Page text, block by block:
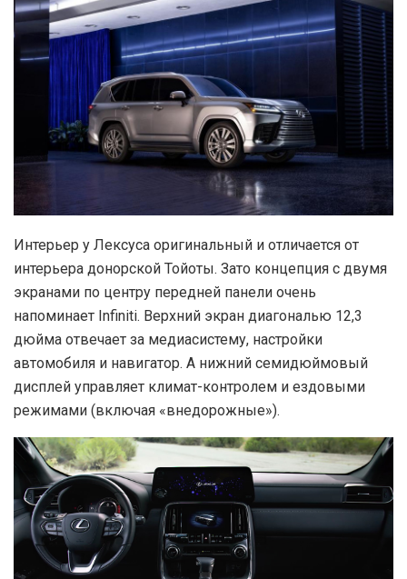
Интерьер у Лексуса оригинальный и отличается от
интерьера донорской Тойоты. Зато концепция с двумя
экранами по центру передней панели очень
напоминает Infiniti. Верхний экран диагональю 12,3
дюйма отвечает за медиасистему, настройки
автомобиля и навигатор. А нижний семидюймовый
дисплей управляет климат-контролем и ездовыми
режимами (включая «внедорожные»).